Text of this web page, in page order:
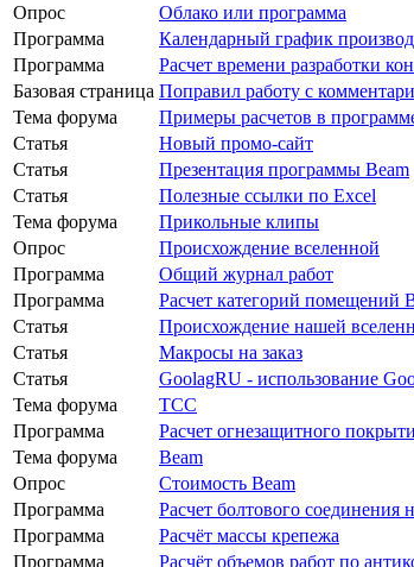
Опрос
Облако или программа
Программа
Календарный график
Программа
Расчет времени разработки
Базовая страница Поправил работу с
Тема форума
Примеры расчетов в
Статья
Новый промо-сайт
Статья
Презентация программы Beam
Статья
Полезные ссылки по Excel
Тема форума
Прикольные клипы
Опрос
Происхождение вселенной
Программа
Общий журнал работ
Программа
Расчет категорий
Статья
Происхождение нашей
Статья
Макросы на заказ
Статья
GoolagRU - использование
Тема форума
ТСС
Программа
Расчет огнезащитного
Тема форума
Beam
Опрос
Стоимость Beam
Программа
Расчет болтового соединения
Программа
Расчёт массы крепежа
Программа
Расчёт объемов работ по